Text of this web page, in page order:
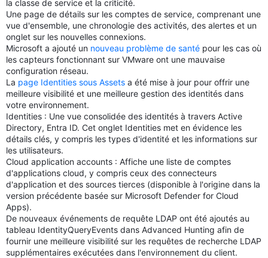
la classe de service et la criticité.
Une page de détails sur les comptes de service, comprenant une
vue d'ensemble, une chronologie des activités, des alertes et un
onglet sur les nouvelles connexions.
Microsoft a ajouté un nouveau problème de santé pour les cas où
les capteurs fonctionnant sur VMware ont une mauvaise
configuration réseau.
La page Identities sous Assets a été mise à jour pour offrir une
meilleure visibilité et une meilleure gestion des identités dans
votre environnement.
Identities : Une vue consolidée des identités à travers Active
Directory, Entra ID. Cet onglet Identities met en évidence les
détails clés, y compris les types d'identité et les informations sur
les utilisateurs.
Cloud application accounts : Affiche une liste de comptes
d'applications cloud, y compris ceux des connecteurs
d'application et des sources tierces (disponible à l'origine dans la
version précédente basée sur Microsoft Defender for Cloud
Apps).
De nouveaux événements de requête LDAP ont été ajoutés au
tableau IdentityQueryEvents dans Advanced Hunting afin de
fournir une meilleure visibilité sur les requêtes de recherche LDAP
supplémentaires exécutées dans l'environnement du client.